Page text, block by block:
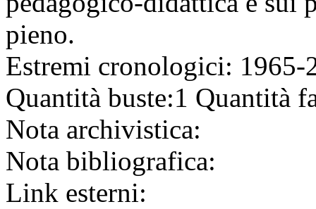
pieno.
Estremi cronologici: 1965-
Quantità buste:1 Quantità
Nota archivistica:
Nota bibliografica:
Link esterni: